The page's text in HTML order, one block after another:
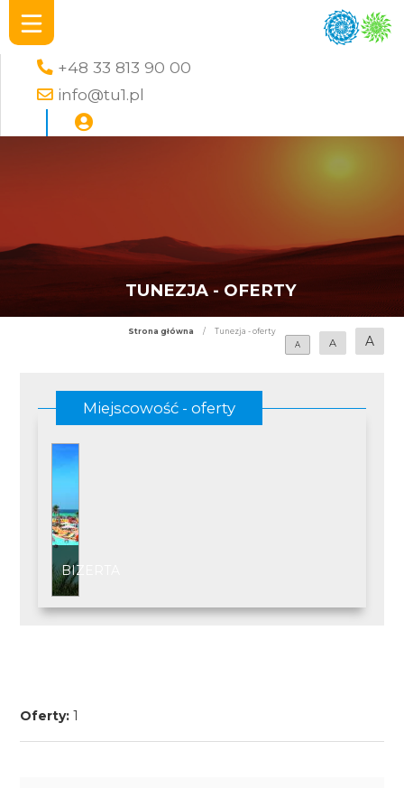
+48 33 813 90 00
info@tu1.pl
TUNEZJA - OFERTY
Strona główna /
Tunezja - oferty
A
A A
Miejscowość - oferty
BIZERTA
Oferty: 1